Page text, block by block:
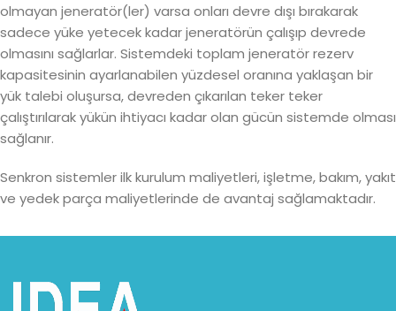
olmayan jeneratör(ler) varsa onları devre dışı bırakarak
sadece yüke yetecek kadar jeneratörün çalışıp devrede
olmasını sağlarlar. Sistemdeki toplam jeneratör rezerv
kapasitesinin ayarlanabilen yüzdesel oranına yaklaşan bir
yük talebi oluşursa, devreden çıkarılan teker teker
çalıştırılarak yükün ihtiyacı kadar olan gücün sistemde olması
sağlanır.
Senkron sistemler ilk kurulum maliyetleri, işletme, bakım, yakıt
ve yedek parça maliyetlerinde de avantaj sağlamaktadır.